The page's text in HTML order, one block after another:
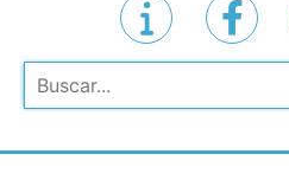
Pesquisar